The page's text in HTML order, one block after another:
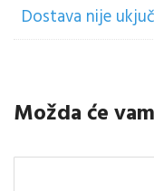
Dostava nije
Možda će